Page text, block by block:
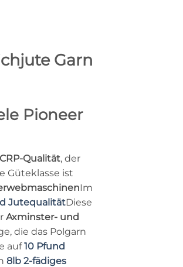
Garn
Pioneer
Qualität, der
Güteklasse ist
Im
JutequalitätDiese
Axminster- und
die das Polgarn
auf10 Pfund
8lb 2-fädiges